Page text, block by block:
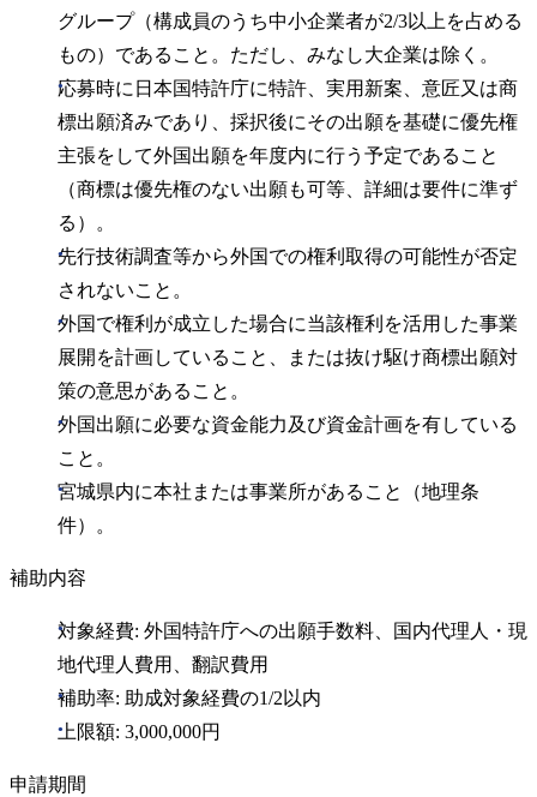
グループ（構成員のうち中小企業者が2/3以上を占める
もの）であること。ただし、みなし大企業は除く。
応募時に日本国特許庁に特許、実用新案、意匠又は商
標出願済みであり、採択後にその出願を基礎に優先権
主張をして外国出願を年度内に行う予定であること
（商標は優先権のない出願も可等、詳細は要件に準ず
る）。
先行技術調査等から外国での権利取得の可能性が否定
されないこと。
外国で権利が成立した場合に当該権利を活用した事業
展開を計画していること、または抜け駆け商標出願対
策の意思があること。
外国出願に必要な資金能力及び資金計画を有している
こと。
宮城県内に本社または事業所があること（地理条
件）。
補助内容
対象経費: 外国特許庁への出願手数料、国内代理人・現
地代理人費用、翻訳費用
補助率: 助成対象経費の1/2以内
上限額: 3,000,000円
申請期間